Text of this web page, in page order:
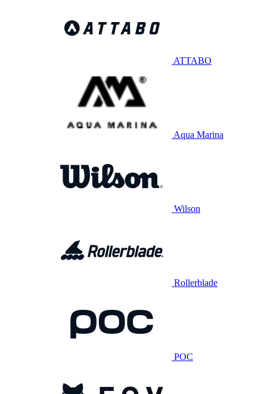
ATTABO
Aqua Marina
Wilson
Rollerblade
POC